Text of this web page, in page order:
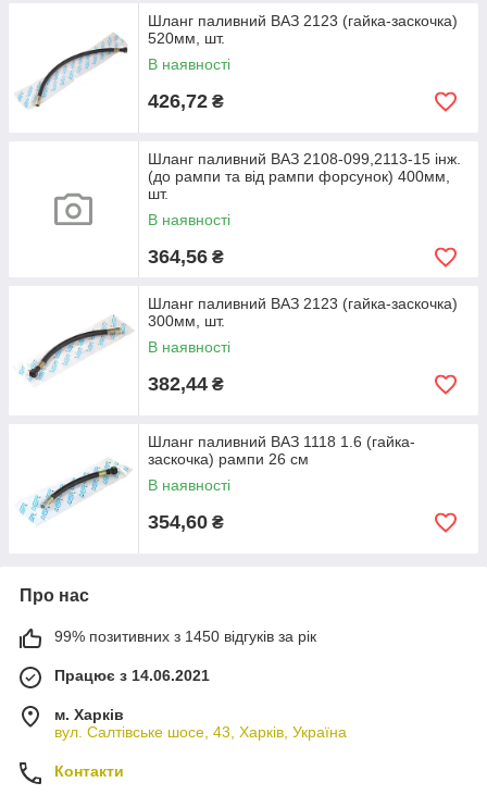
Шланг паливний ВАЗ 2123 (гайка-заскочка)
520мм, шт.
В наявності
426,72 ₴
Шланг паливний ВАЗ 2108-099,2113-15 інж.
(до рампи та від рампи форсунок) 400мм,
шт.
В наявності
364,56 ₴
Шланг паливний ВАЗ 2123 (гайка-заскочка)
300мм, шт.
В наявності
382,44 ₴
Шланг паливний ВАЗ 1118 1.6 (гайка-
заскочка) рампи 26 см
В наявності
354,60 ₴
Про нас
99% позитивних з 1450 відгуків за рік
Працює з 14.06.2021
м. Харків
вул. Салтівське шосе, 43, Харків, Україна
Контакти